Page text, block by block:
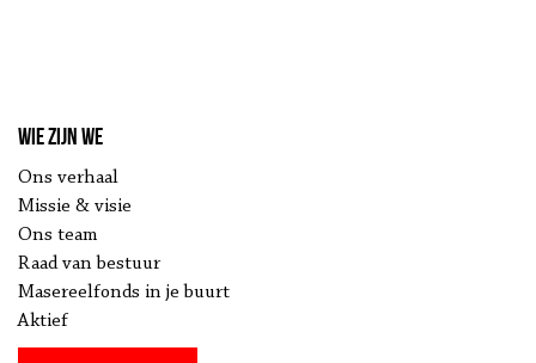
Wie zijn we
Ons verhaal
Missie & visie
Ons team
Raad van bestuur
Masereelfonds in je buurt
Aktief